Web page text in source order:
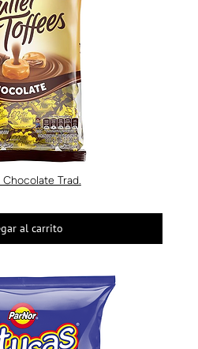
Trad.
al carrito